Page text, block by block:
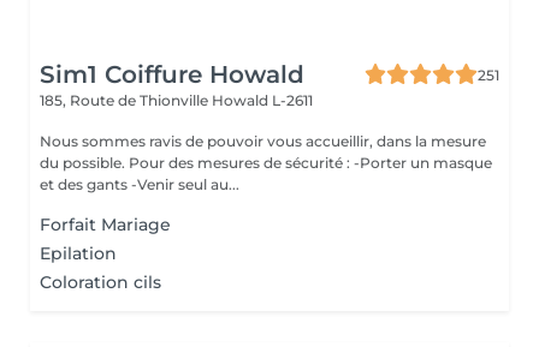
Sim1 Coiffure Howald
251
185, Route de Thionville Howald L-2611
Nous sommes ravis de pouvoir vous accueillir, dans la mesure
du possible. Pour des mesures de sécurité : -Porter un masque
et des gants -Venir seul au...
Forfait Mariage
Epilation
Coloration cils